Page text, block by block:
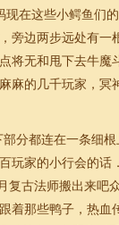
现在这些小鳄鱼们
旁边两步远处有一
将无和甩下去牛魔
麻的几千玩家，冥
部分都连在一条细
玩家的小行会的话
复古法师搬出来吧
着那些鸭子，热